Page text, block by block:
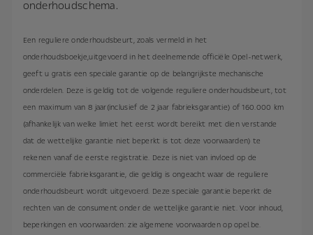
onderhoudschema.
Een reguliere onderhoudsbeurt, zoals vermeld in het
onderhoudsboekje,uitgevoerd in het deelnemende officiële Opel-netwerk,
geeft u gratis een speciale garantie op de belangrijkste mechanische
onderdelen. Deze is geldig tot de volgende reguliere onderhoudsbeurt, tot
een maximum van 8 jaar(inclusief de 2 jaar fabrieksgarantie) of 160.000 km
(afhankelijk van welke limiet het eerst wordt bereikt met dien verstande
dat de wettelijke garantie niet beperkt is tot deze voorwaarden) te
rekenen vanaf de eerste registratie. Deze is niet van invloed op de
commerciële fabrieksgarantie, die geldig is ongeacht waar de reguliere
onderhoudsbeurt wordt uitgevoerd. Deze speciale garantie beperkt de
rechten van de consument onder de wettelijke garantie niet. Voor inhoud,
beperkingen en voorwaarden: zie algemene voorwaarden op opel.be.